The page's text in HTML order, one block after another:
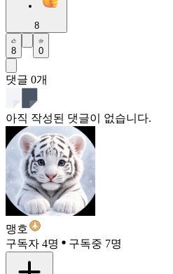
8
8 0
댓글 0개
아직 작성된 댓글이 없습니다.
맹호
구독자 4명
구독중 7명